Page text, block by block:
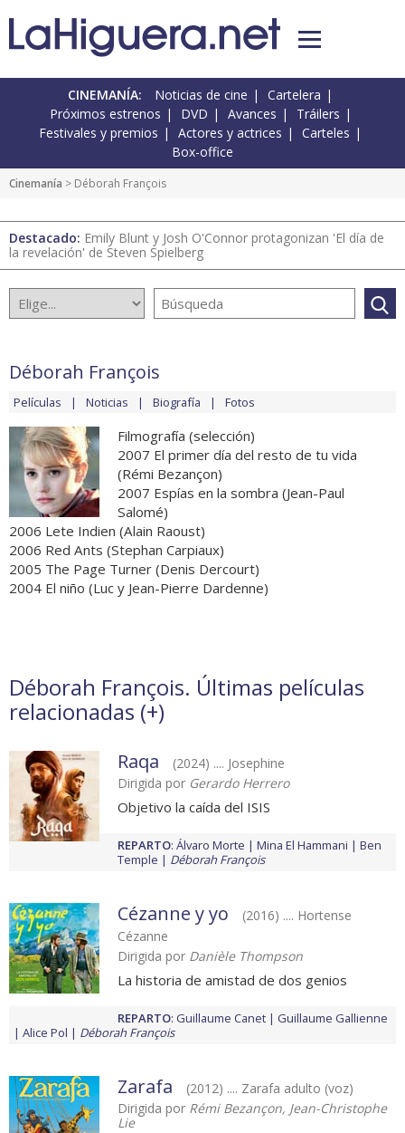
CINEMANÍA: Noticias de cine
Cartelera
Próximos estrenos
DVD Avances
Tráilers
Festivales y premios
Actores y actrices
Carteles
Box-office
Cinemanía > Déborah François
Destacado: Emily Blunt y Josh O'Connor protagonizan 'El día de
la revelación' de Steven Spielberg
Déborah François
Películas Noticias Biografía Fotos
Filmografía (selección)
2007 El primer día del resto de tu vida
(Rémi Bezançon)
2007 Espías en la sombra (Jean-Paul
Salomé)
2006 Lete Indien (Alain Raoust)
2006 Red Ants (Stephan Carpiaux)
2005 The Page Turner (Denis Dercourt)
2004 El niño (Luc y Jean-Pierre Dardenne)
Déborah François. Últimas películas
relacionadas (+)
Raqa
(2024) .... Josephine
Dirigida por Gerardo Herrero
Objetivo la caída del ISIS
REPARTO: Álvaro Morte Mina El Hammani
Ben
Temple
Déborah François
Cézanne y yo
(2016) .... Hortense
Cézanne
Dirigida por Danièle Thompson
La historia de amistad de dos genios
REPARTO: Guillaume Canet
Guillaume Gallienne
Alice Pol
Déborah François
Zarafa
(2012) .... Zarafa adulto (voz)
Dirigida por Rémi Bezançon, Jean-Christophe
Lie